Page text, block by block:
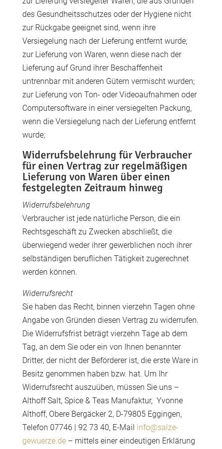
des Gesundheitsschutzes oder der Hygiene nicht
zur Rückgabe geeignet sind, wenn ihre
Versiegelung nach der Lieferung entfernt wurde;
zur Lieferung von Waren, wenn diese nach der
Lieferung auf Grund ihrer Beschaffenheit
untrennbar mit anderen Gütern vermischt wurden;
zur Lieferung von Ton- oder Videoaufnahmen oder
Computersoftware in einer versiegelten Packung,
wenn die Versiegelung nach der Lieferung entfernt
wurde;
Widerrufsbelehrung für Verbraucher
für einen Vertrag zur regelmäßigen
Lieferung von Waren über einen
festgelegten Zeitraum hinweg
Widerrufsbelehrung
Verbraucher ist jede natürliche Person, die ein
Rechtsgeschäft zu Zwecken abschließt, die
überwiegend weder ihrer gewerblichen noch ihrer
selbständigen beruflichen Tätigkeit zugerechnet
werden können.
Widerrufsrecht
Sie haben das Recht, binnen vierzehn Tagen ohne
Angabe von Gründen diesen Vertrag zu widerrufen.
Die Widerrufsfrist beträgt vierzehn Tage ab dem
Tag, an dem Sie oder ein von Ihnen benannter
Dritter, der nicht der Beförderer ist, die erste Ware in
Besitz genommen haben bzw. hat. Um Ihr
Widerrufsrecht auszuüben, müssen Sie uns –
Althoff Salt, Spice & Teas Manufaktur, Yvonne
Althoff, Obere Bergäcker 2, D-79805 Eggingen,
Telefon 07746 | 92 73 40, E-Mail info@salze-
gewuerze.de– mittels einer eindeutigen Erklärung